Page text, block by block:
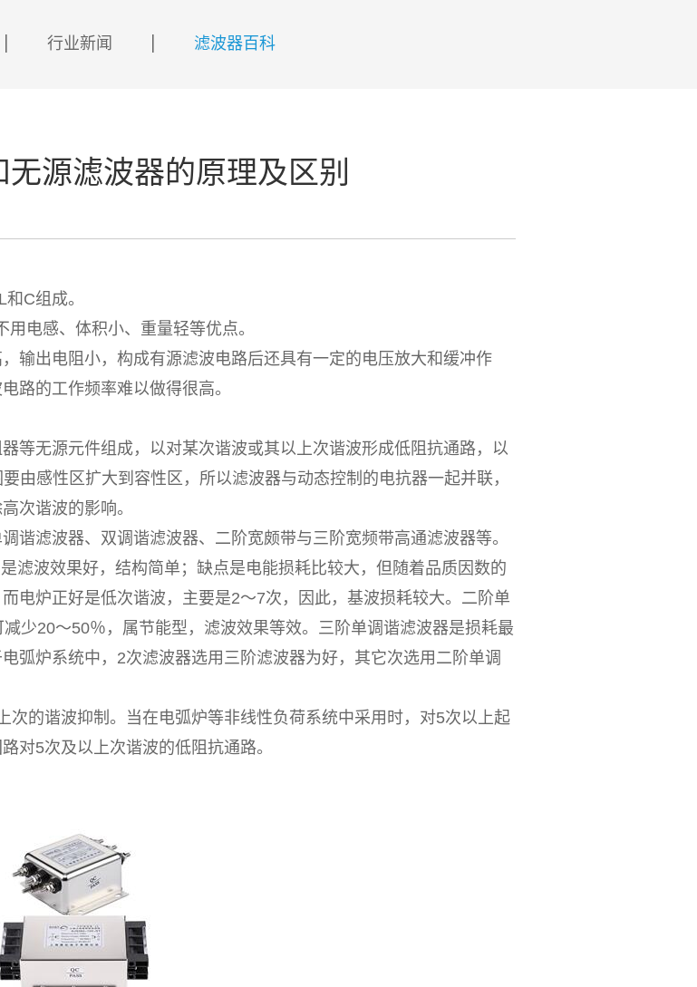
行业新闻 滤波器百科
源滤波器的原理及区别
C组成。
电感、体积小、重量轻等优点。
出电阻小，构成有源滤波电路后还具有一定的电压放大和缓冲作
路的工作频率难以做得很高。
无源元件组成，以对某次谐波或其以上次谐波形成低阻抗通路，以
由感性区扩大到容性区，所以滤波器与动态控制的电抗器一起并联，
次谐波的影响。
滤波器、双调谐滤波器、二阶宽颇带与三阶宽频带高通滤波器等。
波效果好，结构简单；缺点是电能损耗比较大，但随着品质因数的
电炉正好是低次谐波，主要是2～7次，因此，基波损耗较大。二阶单
少20～50％，属节能型，滤波效果等效。三阶单调谐滤波器是损耗最
弧炉系统中，2次滤波器选用三阶滤波器为好，其它次选用二阶单调
的谐波抑制。当在电弧炉等非线性负荷系统中采用时，对5次以上起
对5次及以上次谐波的低阻抗通路。